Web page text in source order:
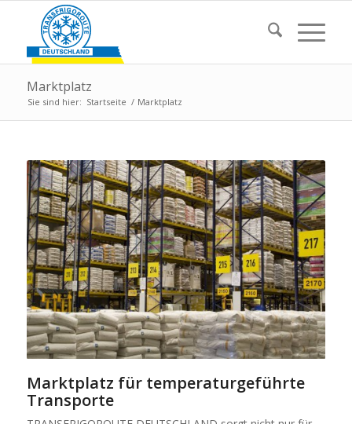
Marktplatz
Sie sind hier: Startseite / Marktplatz
Marktplatz für temperaturgeführte
Transporte